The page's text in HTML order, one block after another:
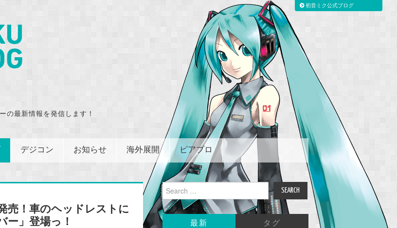
の最新情報を発信します！
デジコン お知らせ 海外展開 ピアプロ
売！車のヘッドレストに
ー」登場っ！
Search
for:
最新 タグ
初音ミク公式ブログ